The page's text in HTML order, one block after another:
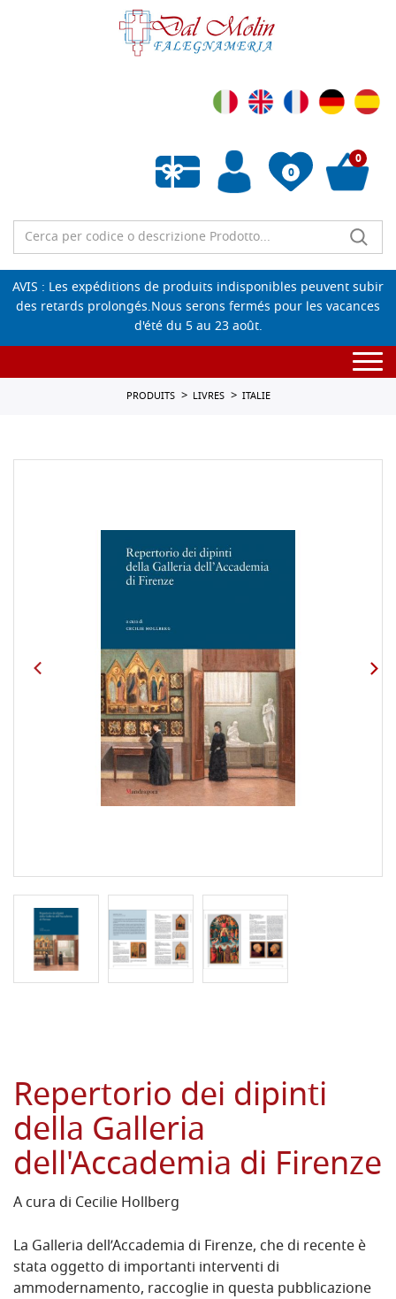
0
Liste de souhaits vide
0
AVIS : Les expéditions de produits indisponibles peuvent subir
des retards prolongés.Nous serons fermés pour les vacances
d'été du 5 au 23 août.
PRODUITS LIVRES ITALIE
Repertorio dei dipinti
della Galleria
dell'Accademia di Firenze
A cura di Cecilie Hollberg
La Galleria dell’Accademia di Firenze, che di recente è
stata oggetto di importanti interventi di
ammodernamento, raccoglie in questa pubblicazione